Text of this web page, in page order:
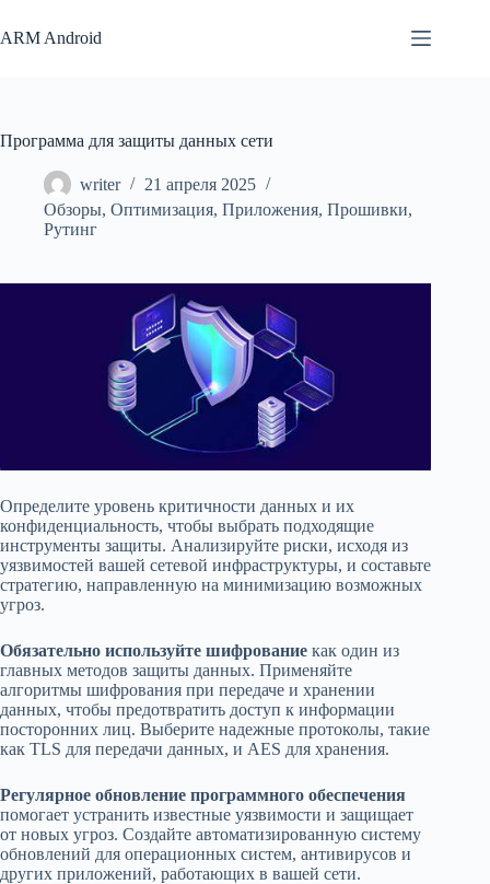
к
сути
ARM Android
Программа для защиты данных сети
writer
21 апреля 2025
Обзоры, Оптимизация, Приложения, Прошивки,
Рутинг
Определите уровень критичности данных и их
конфиденциальность, чтобы выбрать подходящие
инструменты защиты. Анализируйте риски, исходя из
уязвимостей вашей сетевой инфраструктуры, и составьте
стратегию, направленную на минимизацию возможных
угроз.
Обязательно используйте шифрование как один из
главных методов защиты данных. Применяйте
алгоритмы шифрования при передаче и хранении
данных, чтобы предотвратить доступ к информации
посторонних лиц. Выберите надежные протоколы, такие
как TLS для передачи данных, и AES для хранения.
Регулярное обновление программного обеспечения
помогает устранить известные уязвимости и защищает
от новых угроз. Создайте автоматизированную систему
обновлений для операционных систем, антивирусов и
других приложений, работающих в вашей сети.